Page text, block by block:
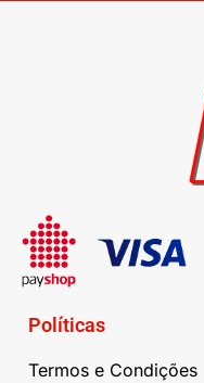
Políticas
Termos e Condições